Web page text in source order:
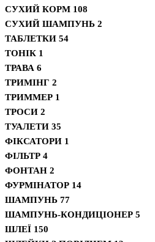
СУХИЙ КОРМ 108
СУХИЙ ШАМПУНЬ 2
ТАБЛЕТКИ 54
ТОНІК 1
ТРАВА 6
ТРИМІНГ 2
ТРИММЕР 1
ТРОСИ 2
ТУАЛЕТИ 35
ФІКСАТОРИ 1
ФІЛЬТР 4
ФОНТАН 2
ФУРМІНАТОР 14
ШАМПУНЬ 77
ШАМПУНЬ-КОНДИЦІОНЕР 5
ШЛЕЇ 150